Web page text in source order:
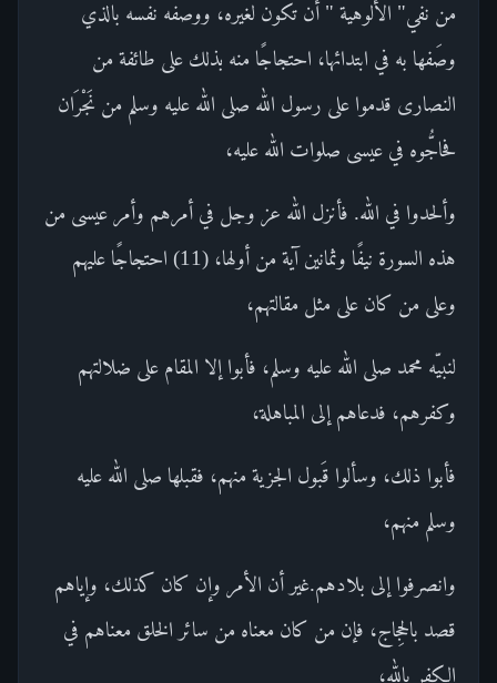
من نفي" الألوهية " أن تكون لغيره، ووصفه نفسه بالذي
وصَفها به في ابتدائها، احتجاجًا منه بذلك على طائفة من
النصارى قدموا على رسول الله صلى الله عليه وسلم من نَجْرَان
فحاجُّوه في عيسى صلوات الله عليه،
وألحدوا في الله. فأنزل الله عز وجل في أمرهم وأمر عيسى من
هذه السورة نيفًا وثمانين آية من أولها، (11) احتجاجًا عليهم
وعلى من كان على مثل مقالتهم،
لنبيّه محمد صلى الله عليه وسلم، فأبوا إلا المقام على ضلالتهم
وكفرهم، فدعاهم إلى المباهلة،
فأبوا ذلك، وسألوا قَبول الجزية منهم، فقبلها صلى الله عليه
وسلم منهم،
وانصرفوا إلى بلادهم.غير أن الأمر وإن كان كذلك، وإياهم
قصد بالحِجاج، فإن من كان معناه من سائر الخلق معناهم في
الكفر بالله،